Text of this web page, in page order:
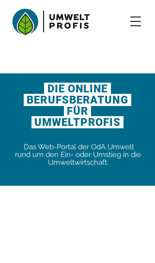
DIE ONLINE
BERUFSBERATUNG
FÜR
UMWELTPROFIS
Das Web-Portal der OdA Umwelt
rund um den Ein- oder Umstieg in die
Umweltwirtschaft.